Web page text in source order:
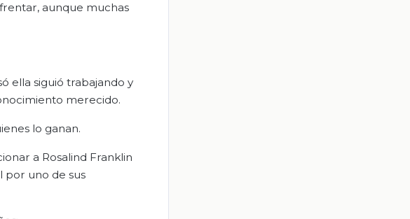
aunque muchas
ella siguió trabajando y
merecido.
lo ganan.
a Rosalind Franklin
por uno de sus